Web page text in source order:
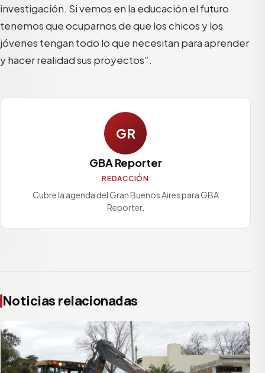
investigación. Si vemos en la educación el futuro
tenemos que ocuparnos de que los chicos y los
jóvenes tengan todo lo que necesitan para aprender
y hacer realidad sus proyectos”.
GR
GBA Reporter
REDACCIÓN
Cubre la agenda del Gran Buenos Aires para GBA
Reporter.
Noticias relacionadas